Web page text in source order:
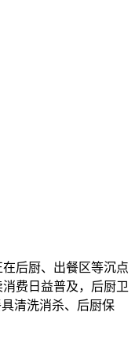
后厨、出餐区等沉点
费日益普及，后厨卫
清洗消杀、后厨保